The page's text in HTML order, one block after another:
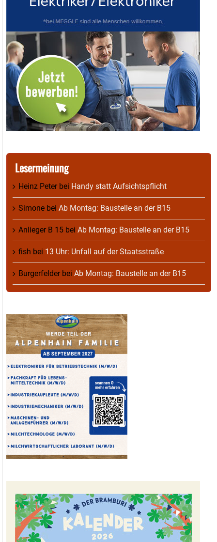
Lesermeinung
Heinz Peterbei Handy statt Aufsichtspflicht
Simone bei Ab Montag: Baustelle an der B15
Anlieger B 15 bei Ab Montag: Baustelle an der B15
fish bei 13 Uhr: Unfall auf der Staatsstraße
Burgerfelderbei Ab Montag: Baustelle an der B15